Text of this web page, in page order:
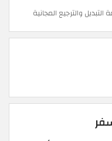
التبديل والترجيع المجانية